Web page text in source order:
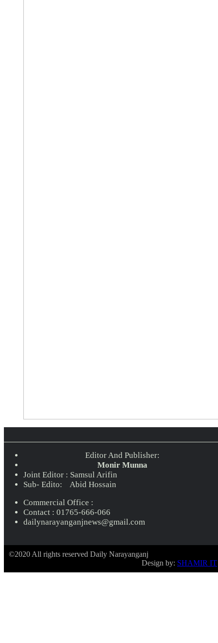
Editor And Publisher:
Monir Munna
Joint Editor : Samsul Arifin
Sub- Edito: Abid Hossain
Commercial Office :
Contact : 01765-666-066
dailynarayanganjnews@gmail.com
©2020 All rights reserved Daily Narayanganj
Design by: SHAMIR IT